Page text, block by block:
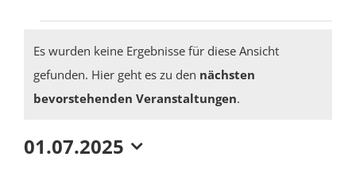
Veranstaltungen
Hinweis
Es wurden keine Ergebnisse für diese Ansicht
gefunden. Hier geht es zu den nächsten
bevorstehenden Veranstaltungen.
01.07.2025